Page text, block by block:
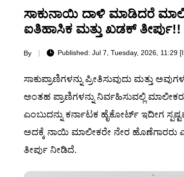
ಸಾಕುನಾಯಿ ದಾಳಿ ಮಾಡಿದರೆ
ಐತಿಹಾಸಿಕ ಮತ್ತು ಖಡಕ್ ತೀರ್ಪು!!
By Published: Jul 7, Tuesday, 2026, 11:29
ಸಾಕುಪ್ರಾಣಿಗಳನ್ನು ಪ್ರೀತಿಸುವುದು ಮತ್ತು
ಅಂತಹ ಪ್ರಾಣಿಗಳನ್ನು ನಿರ್ವಹಿಸುವಲ್ಲಿ
ಎಂಬುದನ್ನು ಕರ್ನಾಟಕ ಹೈಕೋರ್ಟ್ ಇದೀಗ
ಅದಕ್ಕೆ ನಾಯಿ ಮಾಲೀಕರೇ ನೇರ ಹೊಣೆಗಾರರು
ತೀರ್ಪು ನೀಡಿದೆ.